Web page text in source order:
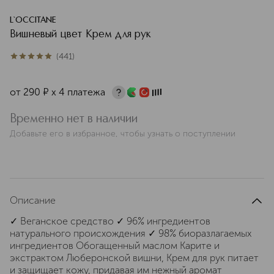
L`OCCITANE
Вишневый цвет Крем для рук
5из 5441 (441)
от 290 ¤ х 4 платежа
Временно нет в наличии
Добавьте его в избранное, чтобы узнать о поступлении
Описание
✓ Веганское средство ✓ 96% ингредиентов
натурального происхождения ✓ 98% биоразлагаемых
ингредиентов Обогащенный маслом Карите и
экстрактом Люберонской вишни, Крем для рук питает
и защищает кожу, придавая им нежный аромат